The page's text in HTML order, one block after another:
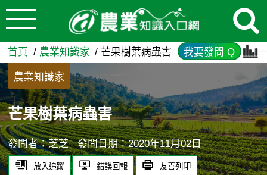
跳到主要內容
芒果樹葉病蟲害 - 農業知識入
首頁 農業知識家 芒果樹葉病蟲害 我要發問 Q
農業知識家
芒果樹葉病蟲害
發問者：芝芝 發問日期：2020年11月02日
放入追蹤 錯誤回報 友善列印